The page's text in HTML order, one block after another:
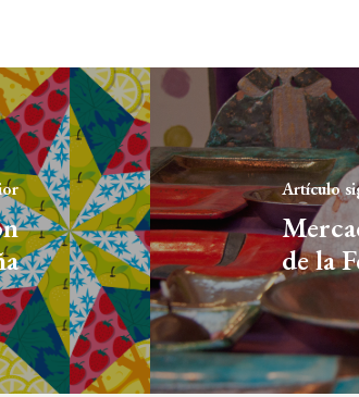
Artículo
de la